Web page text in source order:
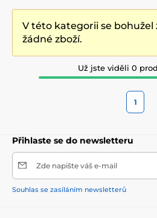
V této kategorii se
žádné zboží.
Už jste viděli 0
1
Přihlaste se do newsletteru
Zde napište váš e-mail
Souhlas se zasíláním newsletterů